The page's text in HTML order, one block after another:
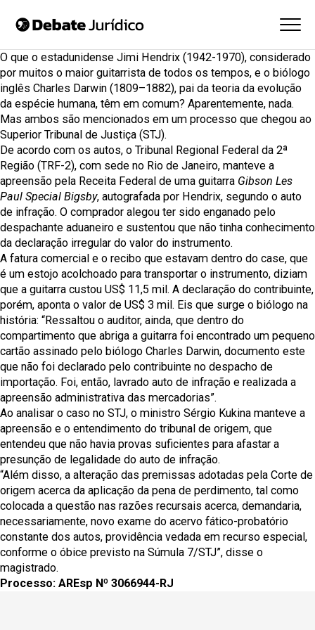
O que o estadunidense Jimi Hendrix (1942-1970), considerado
por muitos o maior guitarrista de todos os tempos, e o biólogo
inglês Charles Darwin (1809–1882), pai da teoria da evolução
da espécie humana, têm em comum? Aparentemente, nada.
Mas ambos são mencionados em um processo que chegou ao
Superior Tribunal de Justiça (STJ).
De acordo com os autos, o Tribunal Regional Federal da 2ª
Região (TRF-2), com sede no Rio de Janeiro, manteve a
apreensão pela Receita Federal de uma guitarra Gibson Les
Paul Special Bigsby, autografada por Hendrix, segundo o auto
de infração. O comprador alegou ter sido enganado pelo
despachante aduaneiro e sustentou que não tinha conhecimento
da declaração irregular do valor do instrumento.
A fatura comercial e o recibo que estavam dentro do case, que
é um estojo acolchoado para transportar o instrumento, diziam
que a guitarra custou US$ 11,5 mil. A declaração do contribuinte,
porém, aponta o valor de US$ 3 mil. Eis que surge o biólogo na
história: “Ressaltou o auditor, ainda, que dentro do
compartimento que abriga a guitarra foi encontrado um pequeno
cartão assinado pelo biólogo Charles Darwin, documento este
que não foi declarado pelo contribuinte no despacho de
importação. Foi, então, lavrado auto de infração e realizada a
apreensão administrativa das mercadorias”.
Ao analisar o caso no STJ, o ministro Sérgio Kukina manteve a
apreensão e o entendimento do tribunal de origem, que
entendeu que não havia provas suficientes para afastar a
presunção de legalidade do auto de infração.
“Além disso, a alteração das premissas adotadas pela Corte de
origem acerca da aplicação da pena de perdimento, tal como
colocada a questão nas razões recursais acerca, demandaria,
necessariamente, novo exame do acervo fático-probatório
constante dos autos, providência vedada em recurso especial,
conforme o óbice previsto na Súmula 7/STJ”, disse o
magistrado.
Processo: AREsp Nº 3066944-RJ